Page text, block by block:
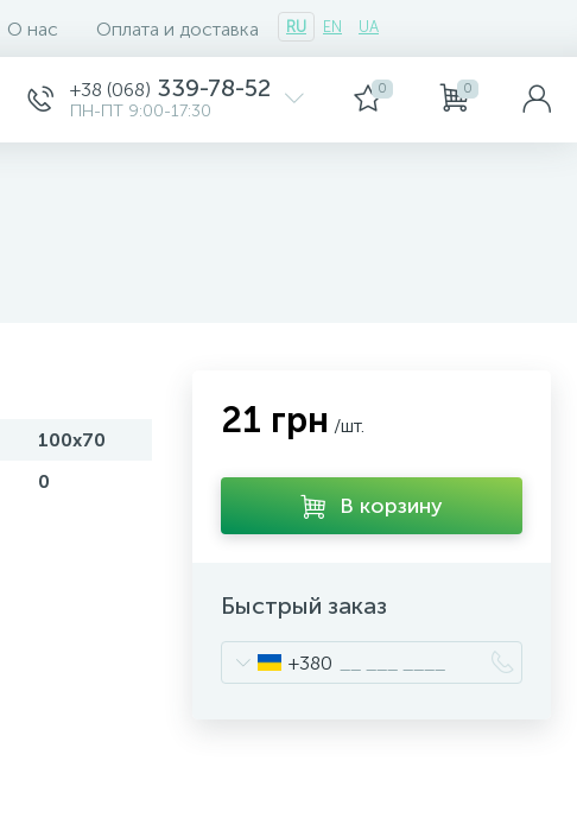
О нас Оплата и доставка RU EN UA
+38 (068) 339-78-52
ПН-ПТ 9:00-17:30
0 0
100х70
0
21 грн /шт.
В корзину
Быстрый заказ
+380